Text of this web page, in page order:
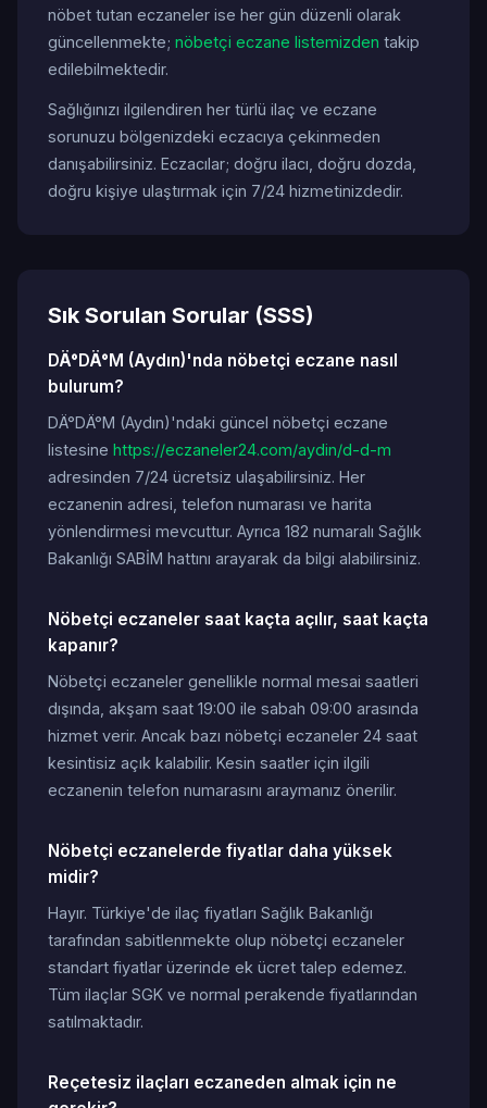
nöbet tutan eczaneler ise her gün düzenli olarak
güncellenmekte; nöbetçi eczane listemizden takip
edilebilmektedir.
Sağlığınızı ilgilendiren her türlü ilaç ve eczane
sorunuzu bölgenizdeki eczacıya çekinmeden
danışabilirsiniz. Eczacılar; doğru ilacı, doğru dozda,
doğru kişiye ulaştırmak için 7/24 hizmetinizdedir.
Sık Sorulan Sorular (SSS)
DÄ°DÄ°M (Aydın)'nda nöbetçi eczane nasıl
bulurum?
DÄ°DÄ°M (Aydın)'ndaki güncel nöbetçi eczane
listesine https://eczaneler24.com/aydin/d-d-m
adresinden 7/24 ücretsiz ulaşabilirsiniz. Her
eczanenin adresi, telefon numarası ve harita
yönlendirmesi mevcuttur. Ayrıca 182 numaralı Sağlık
Bakanlığı SABİM hattını arayarak da bilgi alabilirsiniz.
Nöbetçi eczaneler saat kaçta açılır, saat kaçta
kapanır?
Nöbetçi eczaneler genellikle normal mesai saatleri
dışında, akşam saat 19:00 ile sabah 09:00 arasında
hizmet verir. Ancak bazı nöbetçi eczaneler 24 saat
kesintisiz açık kalabilir. Kesin saatler için ilgili
eczanenin telefon numarasını araymanız önerilir.
Nöbetçi eczanelerde fiyatlar daha yüksek
midir?
Hayır. Türkiye'de ilaç fiyatları Sağlık Bakanlığı
tarafından sabitlenmekte olup nöbetçi eczaneler
standart fiyatlar üzerinde ek ücret talep edemez.
Tüm ilaçlar SGK ve normal perakende fiyatlarından
satılmaktadır.
Reçetesiz ilaçları eczaneden almak için ne